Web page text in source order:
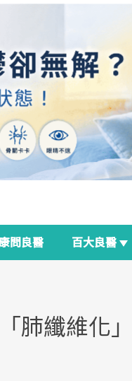
問良醫 百大良醫
肺纖維化